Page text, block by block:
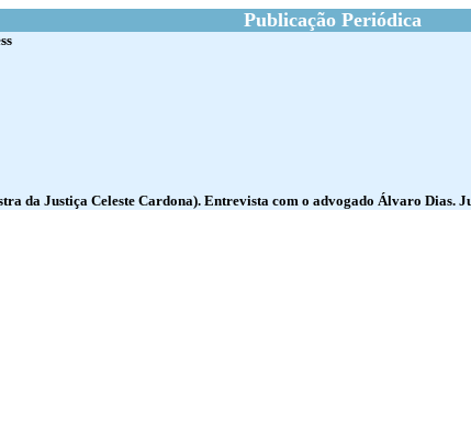
Publicação Periódica
da Justiça Celeste Cardona). Entrevista com o advogado Álvaro Dias.